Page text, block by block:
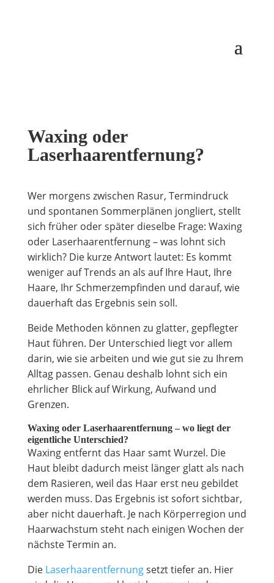
Waxing oder
Laserhaarentfernung?
Wer morgens zwischen Rasur, Termindruck
und spontanen Sommerplänen jongliert, stellt
sich früher oder später dieselbe Frage: Waxing
oder Laserhaarentfernung – was lohnt sich
wirklich? Die kurze Antwort lautet: Es kommt
weniger auf Trends an als auf Ihre Haut, Ihre
Haare, Ihr Schmerzempfinden und darauf, wie
dauerhaft das Ergebnis sein soll.
Beide Methoden können zu glatter, gepflegter
Haut führen. Der Unterschied liegt vor allem
darin, wie sie arbeiten und wie gut sie zu Ihrem
Alltag passen. Genau deshalb lohnt sich ein
ehrlicher Blick auf Wirkung, Aufwand und
Grenzen.
Waxing oder Laserhaarentfernung – wo liegt der
eigentliche Unterschied?
Waxing entfernt das Haar samt Wurzel. Die
Haut bleibt dadurch meist länger glatt als nach
dem Rasieren, weil das Haar erst neu gebildet
werden muss. Das Ergebnis ist sofort sichtbar,
aber nicht dauerhaft. Je nach Körperregion und
Haarwachstum steht nach einigen Wochen der
nächste Termin an.
Die Laserhaarentfernungsetzt tiefer an. Hier